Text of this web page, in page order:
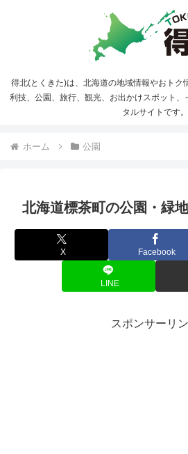
得北(とくきた)は、北海道の地域情報やおトク
利技、公園、旅行、観光、お出かけスポット
タルサイトです。
ホーム 公園
北海道標茶町の公園・緑
X Facebook
LINE
スポンサーリ